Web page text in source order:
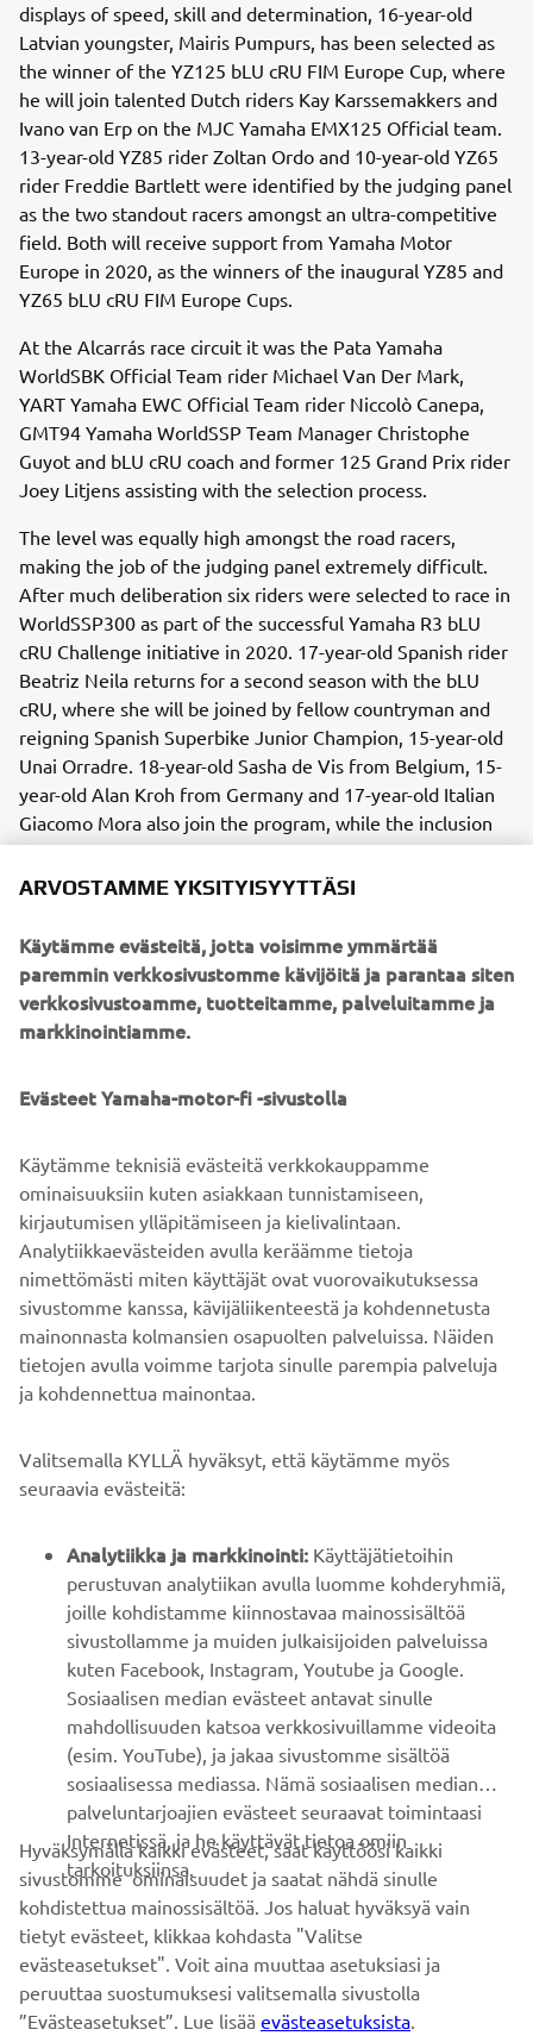
displays of speed, skill and determination, 16-year-old
Latvian youngster, Mairis Pumpurs, has been selected as
the winner of the YZ125 bLU cRU FIM Europe Cup, where
he will join talented Dutch riders Kay Karssemakkers and
Ivano van Erp on the MJC Yamaha EMX125 Official team.
13-year-old YZ85 rider Zoltan Ordo and 10-year-old YZ65
rider Freddie Bartlett were identified by the judging panel
as the two standout racers amongst an ultra-competitive
field. Both will receive support from Yamaha Motor
Europe in 2020, as the winners of the inaugural YZ85 and
YZ65 bLU cRU FIM Europe Cups.
At the Alcarrás race circuit it was the Pata Yamaha
WorldSBK Official Team rider Michael Van Der Mark,
YART Yamaha EWC Official Team rider Niccolò Canepa,
GMT94 Yamaha WorldSSP Team Manager Christophe
Guyot and bLU cRU coach and former 125 Grand Prix rider
Joey Litjens assisting with the selection process.
The level was equally high amongst the road racers,
making the job of the judging panel extremely difficult.
After much deliberation six riders were selected to race in
WorldSSP300 as part of the successful Yamaha R3 bLU
cRU Challenge initiative in 2020. 17-year-old Spanish rider
Beatriz Neila returns for a second season with the bLU
cRU, where she will be joined by fellow countryman and
reigning Spanish Superbike Junior Champion, 15-year-old
Unai Orradre. 18-year-old Sasha de Vis from Belgium, 15-
year-old Alan Kroh from Germany and 17-year-old Italian
Giacomo Mora also join the program, while the inclusion
of 19-year-old Brazilian Tom Kawakami and 16-year-old
Bahatin Sofuoglu from Turkey makes for a truly
Yamaha Motor Europe looks forward to assisting all nine
winners in 2020 as they continue to climb the Yamaha
Racing pyramid with enhanced support.
are expected to open at the end of this week, so those
1/2
B2B
YAMAHA MUUALLA
ASIAKASTUKI
UUTISKIRJE
Ole ensimmäinen, joka kuulee uusimmista tarjouksista,
erikoistapahtumista, uusista julkaisuista ja paljon muuta...
TILAA
Lue tietosuojakäytäntömme saadaksesi tietää, miten
käsittelemme henkilötietojasi:
Tietosuoja ja evästeet -sivustolta
ARVOSTAMME YKSITYISYYTTÄSI
Käytämme evästeitä, jotta voisimme ymmärtää
paremmin verkkosivustomme kävijöitä ja parantaa siten
verkkosivustoamme, tuotteitamme, palveluitamme ja
markkinointiamme.
Evästeet Yamaha-motor-fi -sivustolla
Käytämme teknisiä evästeitä verkkokauppamme
ominaisuuksiin kuten asiakkaan tunnistamiseen,
kirjautumisen ylläpitämiseen ja kielivalintaan.
Analytiikkaevästeiden avulla keräämme tietoja
nimettömästi miten käyttäjät ovat vuorovaikutuksessa
sivustomme kanssa, kävijäliikenteestä ja kohdennetusta
mainonnasta kolmansien osapuolten palveluissa. Näiden
tietojen avulla voimme tarjota sinulle parempia palveluja
ja kohdennettua mainontaa.
Valitsemalla KYLLÄ hyväksyt, että käytämme myös
seuraavia evästeitä:
Analytiikka ja markkinointi: Käyttäjätietoihin
perustuvan analytiikan avulla luomme kohderyhmiä,
joille kohdistamme kiinnostavaa mainossisältöä
sivustollamme ja muiden julkaisijoiden palveluissa
kuten Facebook, Instagram, Youtube ja Google.
Sosiaalisen median evästeet antavat sinulle
mahdollisuuden katsoa verkkosivuillamme videoita
(esim. YouTube), ja jakaa sivustomme sisältöä
sosiaalisessa mediassa. Nämä sosiaalisen median
palveluntarjoajien evästeet seuraavat toimintaasi
Internetissä, ja he käyttävät tietoa omiin
tarkoituksiinsa.
Hyväksymällä kaikki evästeet, saat käyttöösi kaikki
sivustomme ominaisuudet ja saatat nähdä sinulle
kohdistettua mainossisältöä. Jos haluat hyväksyä vain
tietyt evästeet, klikkaa kohdasta "Valitse
evästeasetukset". Voit aina muuttaa asetuksiasi ja
peruuttaa suostumuksesi valitsemalla sivustolla
”Evästeasetukset”. Lue lisää evästeasetuksista.